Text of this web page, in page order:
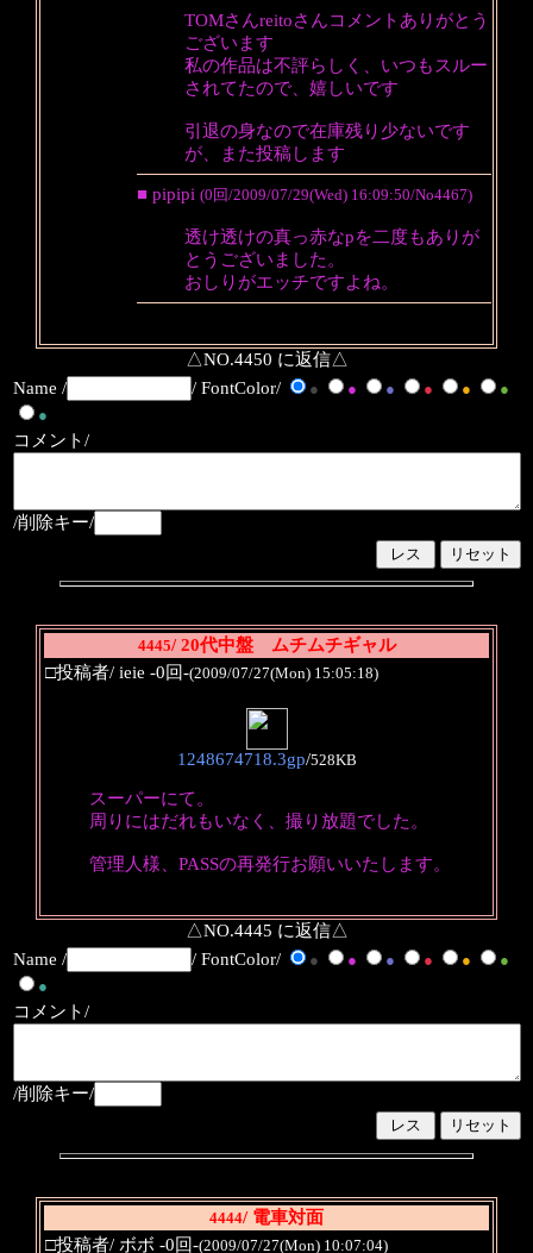
TOMさんreitoさんコメントありがとう
ございます
私の作品は不評らしく、いつもスルー
されてたので、嬉しいです
引退の身なので在庫残り少ないです
が、また投稿します
■ pipipi (0回/2009/07/29(Wed) 16:09:50/No4467)
透け透けの真っ赤なpを二度もありが
とうございました。
おしりがエッチですよね。
△NO.4450 に返信△
Name /
/ FontColor/ ● ● ● ● ●
●
●
コメント/
/削除キー/
4445/ 20代中盤 ムチムチギャル
□投稿者/ ieie -0回-(2009/07/27(Mon) 15:05:18)
1248674718.3gp/528KB
スーパーにて。
周りにはだれもいなく、撮り放題でした。
管理人様、PASSの再発行お願いいたします。
△NO.4445 に返信△
Name /
/ FontColor/ ● ● ● ● ●
●
●
コメント/
/削除キー/
4444/ 電車対面
□投稿者/ ボボ -0回-(2009/07/27(Mon) 10:07:04)